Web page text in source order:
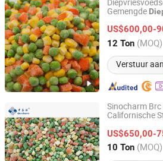
Gemengde
US$600,00-
12 Ton (MOQ)
Verstuur
Qingdao TPJ Foodstuff Co., Ltd.
Shandong, China Sinds
Sinocharm Brc
Californische
US$650,00-
10 Ton (MOQ)
Xiamen Sinocharm Co., Ltd.
Fujian, China Sinds 2020